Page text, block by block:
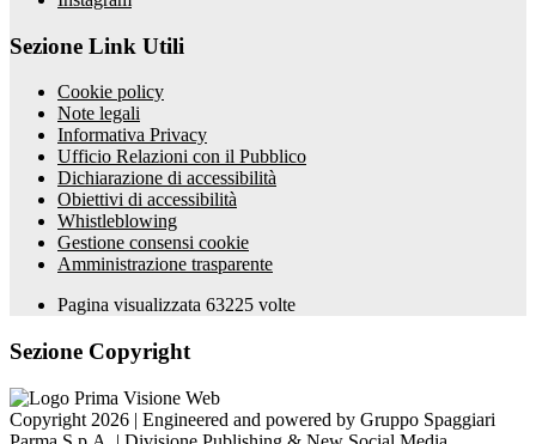
Sezione Link Utili
Cookie policy
Note legali
Informativa Privacy
Ufficio Relazioni con il Pubblico
Dichiarazione di accessibilità
Obiettivi di accessibilità
Whistleblowing
Gestione consensi cookie
Amministrazione trasparente
Pagina visualizzata 63225 volte
Sezione Copyright
Copyright 2026 | Engineered and powered by Gruppo Spaggiari